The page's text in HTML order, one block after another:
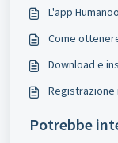
L'app Humanoo
Come
Download e
Registrazione
Potrebbe